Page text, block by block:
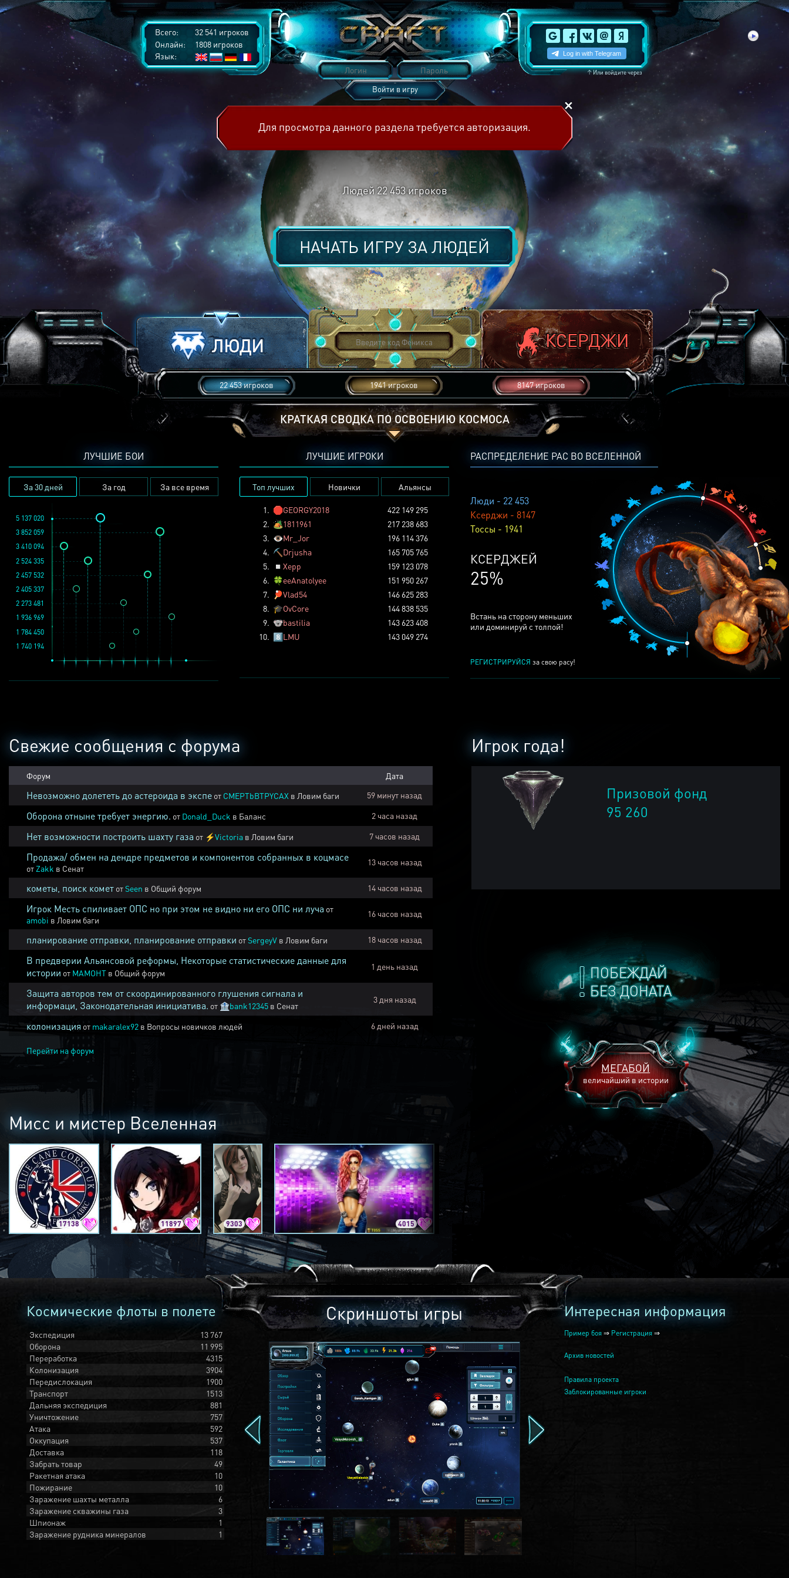
Всего:
32 541 игроков
Онлайн:
1808 игроков
Язык:
↑Или войдите через
Войти в игру
Для просмотра данного раздела требуется авторизация.
Людей 22 453игроков
НАЧАТЬ ИГРУ ЗАЛЮДЕЙ
22 453 игроков 1941 игроков 8147 игроков
КРАТКАЯ СВОДКА ПО ОСВОЕНИЮ КОСМОСА
РАСПРЕДЕЛЕНИЕ РАС ВО ВСЕЛЕННОЙ
Люди - 22 453
Ксерджи - 8147
Тоссы - 1941
ТОССОВ
5%
Встань на сторону меньших
или доминируй с толпой!
РЕГИСТРИРУЙСЯ за свою расу!
ЛУЧШИЕ БОИ
За 30 дней За год За все время
1 936 969
3 852 059
2 457 532
1 784 450
2 273 481
1 740 194
5 137 020
2 524 335
2 405 337
3 410 094
ЛУЧШИЕ ИГРОКИ
Топ лучших Новички Альянсы
1. 🛑GEORGY2018
422 149 295
2. 🏕️1811961
217 238 683
3. 👁️Mr_Jor
196 114 376
4. ⛏️ Drjusha
165 705 765
5.
◽ Xepp
159 123 078
6. 🍀eeAnatolyee
151 950 267
7.
🏓Vlad54
146 625 283
8. 🎓OvCore
144 838 535
9. 🐨bastilia
143 623 408
10. 8️⃣LMU 143 049 274
ПОБЕЖДАЙ
БЕЗ ДОНАТА
МЕГАБОЙ
величайший в истории
Игрок года!
Призовой фонд
95 260
Свежие сообщения с форума
Форум Дата
Невозможно долететь до астероида в экспе от CMEPTbBTPYCAX в Ловим баги 59 минут назад
Оборона отныне требует энергию. от Donald_Duck в Баланс 2 часа назад
Нет возможности построить шахту газа от ⚡Victoria в Ловим баги 7 часов назад
Продажа/ обмен на дендре предметов и компонентов собранных в коцмасе
от Zakk в Сенат
13 часов назад
кометы, поиск комет отSeen в Общий форум 14 часов назад
Игрок Месть спиливает ОПС но при этом не видно ни его ОПС ни луча от
amobi в Ловим баги
16 часов назад
планирование отправки, планирование отправки отSergeyV в Ловим баги 18 часов назад
В предверии Альянсовой реформы, Некоторые статистические данные для
истории от MAMOHT в Общий форум
1 день назад
Защита авторов тем от скоординированного глушения сигнала и
информаци, Законодательная инициатива. от 🏦bank12345 в Сенат
3 дня назад
колонизация от makaralex92 в Вопросы новичков людей 6 дней назад
Перейти на форум
Мисс и мистер Вселенная
17138 11897 9303 4015 2240
Космические флоты в полете
Экспедиция
13 767
Оборона
11 995
Переработка
4315
Колонизация
3904
Передислокация
1900
Транспорт
1513
Дальняя экспедиция
881
Уничтожение
757
Атака
592
Оккупация
537
Доставка
118
Забрать товар
49
Ракетная атака
10
Пожирание
10
Заражение шахты металла
6
Заражение скважины газа
3
Шпионаж
1
Заражение рудника минералов
1
Скриншоты игры Интересная информация
Пример боя ⇒ Регистрация ⇒
Архив новостей
Правила проекта
Заблокированные игроки